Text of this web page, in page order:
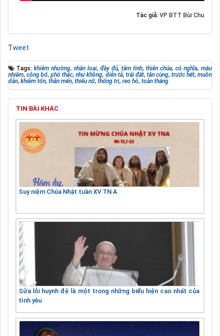
Tác giả: VP BTT Bùi Chu
Tweet
Tags: khiêm nhường, nhân loại, đầy đủ, tâm tình, thiên chúa, có nghĩa, mầu
nhiệm,công bố,phó thác,như không, diễn tả, trái đất, tận cùng,trước hết,muôn
dân, khiêm tốn, thân mến, thiếu nữ, thống trị, reo hò, toàn thắng
TIN BÀI KHÁC
Suy niệm Chúa Nhật tuần XV TN A
Sửa lỗi huynh đệ là một trong những biểu hiện cao nhất của
tình yêu